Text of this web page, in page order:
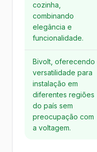
cozinha,
combinando
elegância e
funcionalidade.
Bivolt, oferecendo
versatilidade para
instalação em
diferentes regiões
do país sem
preocupação com
a voltagem.